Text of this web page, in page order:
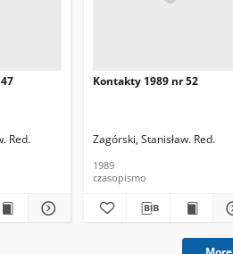
Red.
Kontakty 1989 nr 52
Zagórski, Stanisław. Red.
1989
czasopismo